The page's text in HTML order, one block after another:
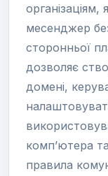
організаціям,
месенджер
сторонньої
дозволяє
домені,
комп’ютера
правила